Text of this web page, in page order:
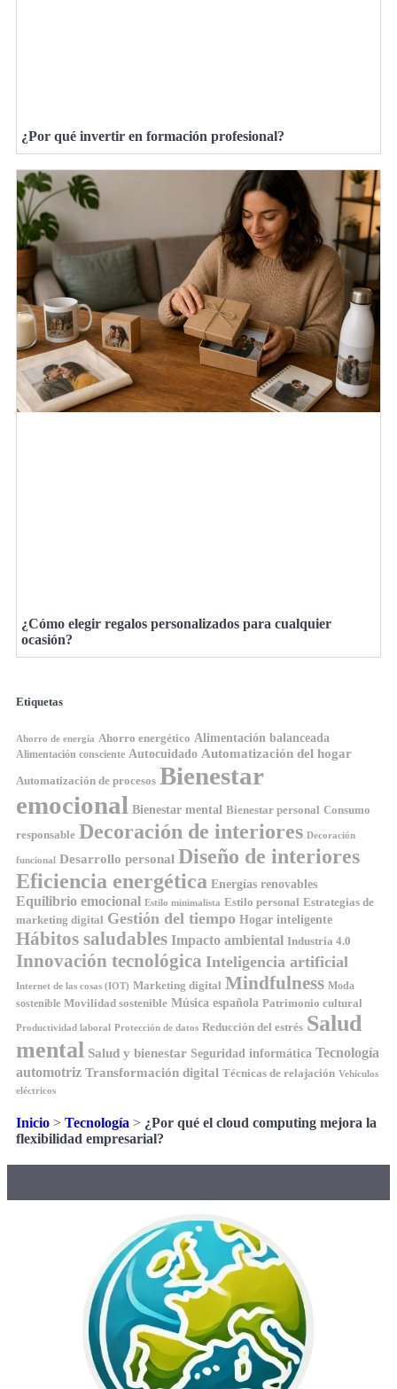
¿Por qué invertir en formación profesional?
¿Cómo elegir regalos personalizados para cualquier
ocasión?
Etiquetas
Ahorro de energía Ahorro energético Alimentación balanceada
Alimentación consciente Autocuidado Automatización del hogar
Automatización de procesos Bienestar
emocional Bienestar mental Bienestar personal Consumo
responsable Decoración de interiores Decoración
funcional Desarrollo personal Diseño de interiores
Eficiencia energética Energías renovables
Equilibrio emocional Estilo minimalista Estilo personal Estrategias de
marketing digital Gestión del tiempo Hogar inteligente
Hábitos saludables Impacto ambiental Industria 4.0
Innovación tecnológica Inteligencia artificial
Internet de las cosas (IOT) Marketing digital Mindfulness Moda
sostenible Movilidad sostenible Música española Patrimonio cultural
Productividad laboral Protección de datos Reducción del estrés Salud
mental Salud y bienestar Seguridad informática Tecnología
automotriz Transformación digital Técnicas de relajación Vehículos
eléctricos
Inicio > Tecnología > ¿Por qué el cloud computing mejora la
flexibilidad empresarial?